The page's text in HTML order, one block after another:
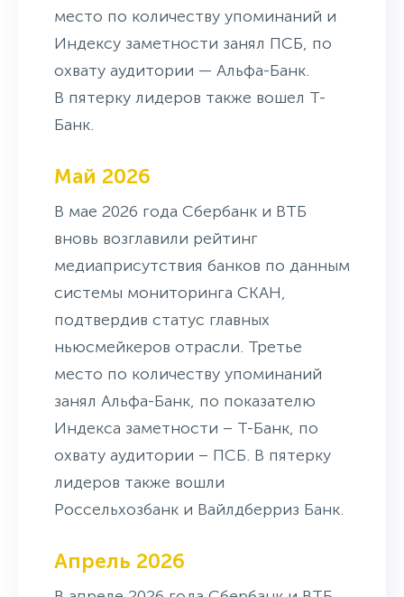
место по количеству упоминаний и
Индексу заметности занял ПСБ, по
охвату аудитории — Альфа-Банк.
В пятерку лидеров также вошел Т-
Банк.
Май 2026
В мае 2026 года Сбербанк и ВТБ
вновь возглавили рейтинг
медиаприсутствия банков по данным
системы мониторинга СКАН,
подтвердив статус главных
ньюсмейкеров отрасли. Третье
место по количеству упоминаний
занял Альфа-Банк, по показателю
Индекса заметности – Т-Банк, по
охвату аудитории – ПСБ. В пятерку
лидеров также вошли
Россельхозбанк и Вайлдберриз Банк.
Апрель 2026